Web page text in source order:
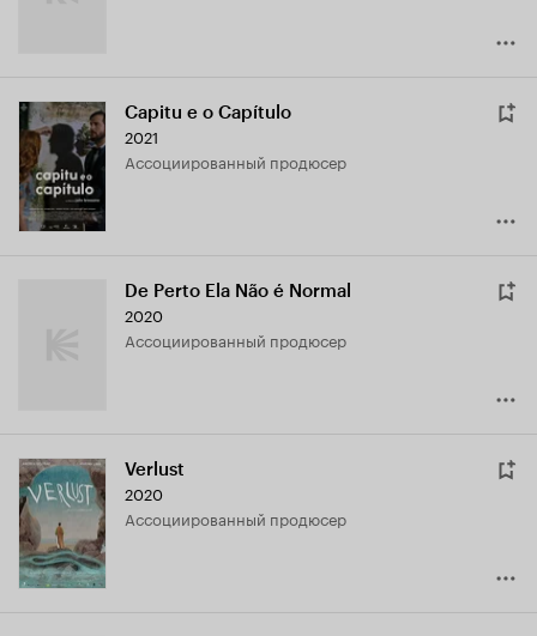
Capitu e o Capítulo
2021
ассоциированный продюсер
De Perto Ela Não é Normal
2020
ассоциированный продюсер
Verlust
2020
ассоциированный продюсер